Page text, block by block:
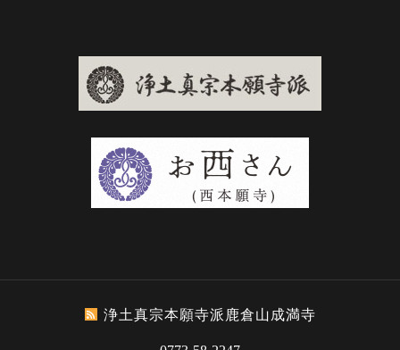
浄土真宗本願寺派鹿倉山成満寺